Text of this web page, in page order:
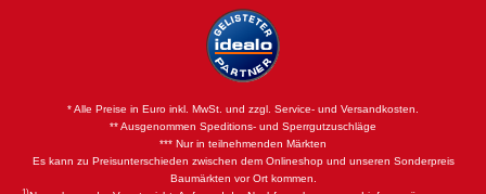
* Alle Preise in Euro inkl. MwSt. und zzgl. Service- und Versandkosten.
** Ausgenommen Speditions- und Sperrgutzuschläge
*** Nur in teilnehmenden Märkten
Es kann zu Preisunterschieden zwischen dem Onlineshop und unseren Sonderpreis
Baumärkten vor Ort kommen.